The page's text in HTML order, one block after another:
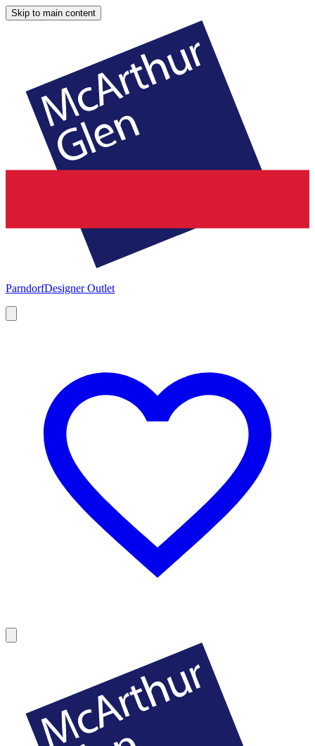
Skip to main content
ParndorfDesigner Outlet